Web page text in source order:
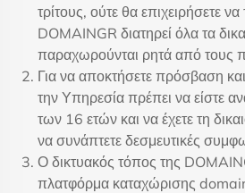
τρίτους, ούτε θα επιχειρήσετε
DOMAINGR διατηρεί όλα τα
παραχωρούνται ρητά από τους
Για να αποκτήσετε πρόσβαση
την Υπηρεσία πρέπει να είστε
των 16 ετών και να έχετε τη
να συνάπτετε δεσμευτικές
Ο δικτυακός τόπος της
πλατφόρμα καταχώρισης